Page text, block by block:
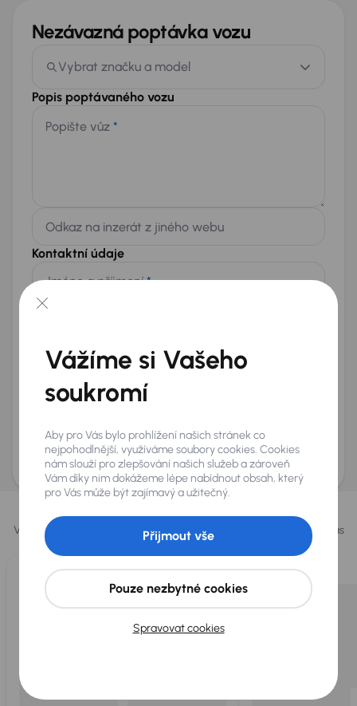
Nezávazná poptávka vozu
Vybrat značku a model
Popis poptávaného vozu
Popište vůz *
Odkaz na inzerát z jiného webu
Kontaktní údaje
Jméno a příjmení*
+420
E-mail*
Přeji si dostávat informace o atraktivních slevových
nabídkách
AURES Holdings a.s., se sídlem Dopraváků 874/15, Čimice, 184 00 Praha 8 bude
uchovávat a zpracovávat vaše osobní údaje v souladu se zásadami ochrany a
zpracováníosobních údajů.
Vybrali jsme pro vás
Vybíráme pro vás ty nejlepší vozy
z naší nabídky. Každý den pro vás
vykoupíme až 400 vozů
Vážíme si Vašeho
soukromí
Aby pro Vás bylo prohlížení našich stránek co
nejpohodlnější, využíváme soubory cookies. Cookies
nám slouží pro zlepšování našich služeb a zároveň
Vám díky nim dokážeme lépe nabídnout obsah, který
pro Vás může být zajímavý a užitečný.
Spravovat cookies
Pouze nezbytné cookies
Přijmout vše